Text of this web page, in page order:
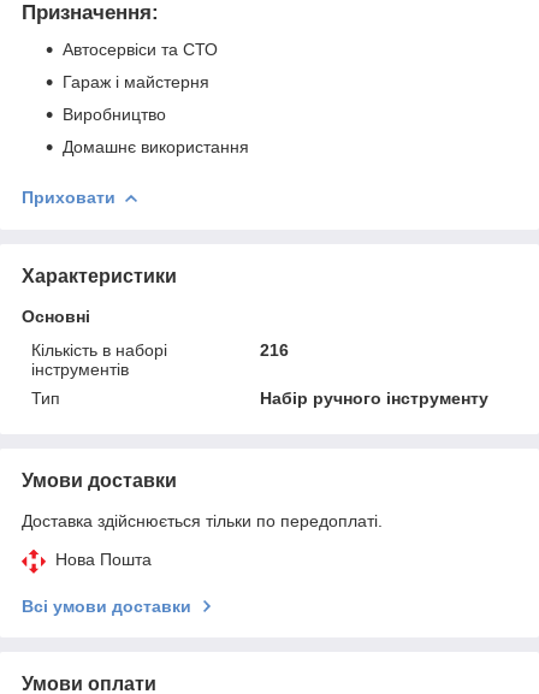
Призначення:
Автосервіси та СТО
Гараж і майстерня
Виробництво
Домашнє використання
Приховати
Характеристики
Основні
Кількість в наборі
інструментів
216
Тип Набір ручного інструменту
Умови доставки
Доставка здійснюється тільки по передоплаті.
Нова Пошта
Всі умови доставки
Умови оплати